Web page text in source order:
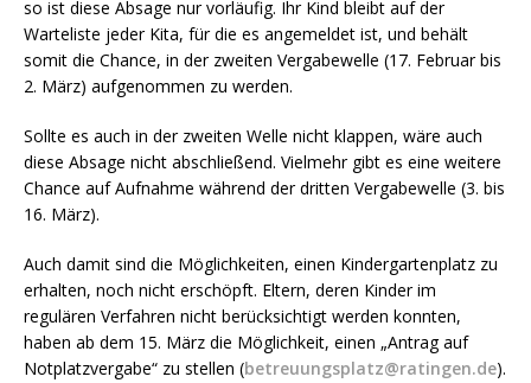
so ist diese Absage nur vorläufig. Ihr Kind bleibt auf der
Warteliste jeder Kita, für die es angemeldet ist, und behält
somit die Chance, in der zweiten Vergabewelle (17. Februar bis
2. März) aufgenommen zu werden.
Sollte es auch in der zweiten Welle nicht klappen, wäre auch
diese Absage nicht abschließend. Vielmehr gibt es eine weitere
Chance auf Aufnahme während der dritten Vergabewelle (3. bis
16. März).
Auch damit sind die Möglichkeiten, einen Kindergartenplatz zu
erhalten, noch nicht erschöpft. Eltern, deren Kinder im
regulären Verfahren nicht berücksichtigt werden konnten,
haben ab dem 15. März die Möglichkeit, einen „Antrag auf
Notplatzvergabe“ zu stellen (betreuungsplatz@ratingen.de).